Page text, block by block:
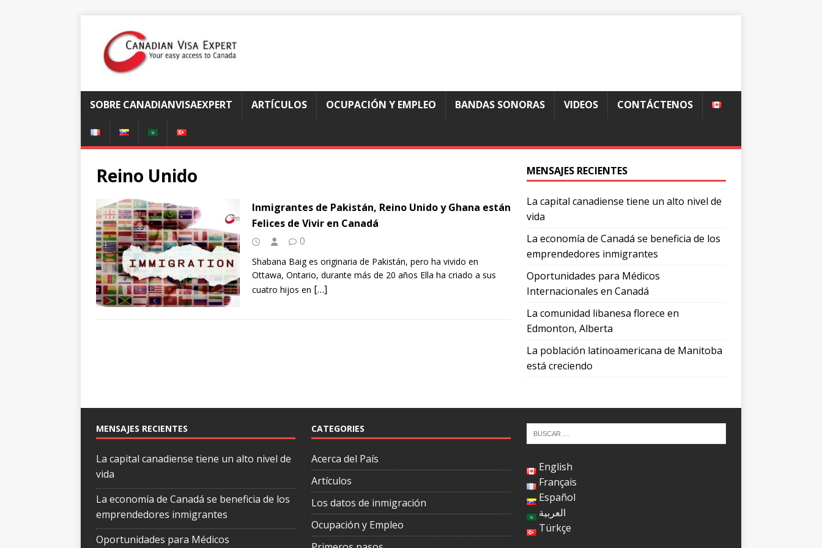
SOBRE CANADIANVISAEXPERT ARTÍCULOS OCUPACIÓN Y EMPLEO BANDAS SONORAS VIDEOS CONTÁCTENOS
Reino Unido
Inmigrantes de Pakistán, Reino Unido y Ghana están
Felices de Vivir en Canadá
0
Shabana Baig es originaria de Pakistán, pero ha vivido en
Ottawa, Ontario, durante más de 20 años Ella ha criado a sus
cuatro hijos en […]
MENSAJES RECIENTES
La capital canadiense tiene un alto nivel de
vida
La economía de Canadá se beneficia de los
emprendedores inmigrantes
Oportunidades para Médicos
Internacionales en Canadá
La comunidad libanesa florece en
Edmonton, Alberta
La población latinoamericana de Manitoba
está creciendo
MENSAJES RECIENTES
La capital canadiense tiene un alto nivel de
vida
La economía de Canadá se beneficia de los
emprendedores inmigrantes
Oportunidades para Médicos
CATEGORIES
Acerca del País
Artículos
Los datos de inmigración
Ocupación y Empleo
English
Français
Español
العربية
Türkçe